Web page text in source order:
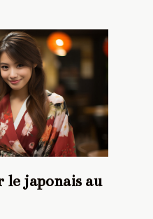
japonais au